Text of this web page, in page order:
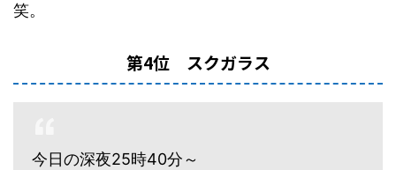
笑。
第4位 スクガラス
今日の深夜25時40分～